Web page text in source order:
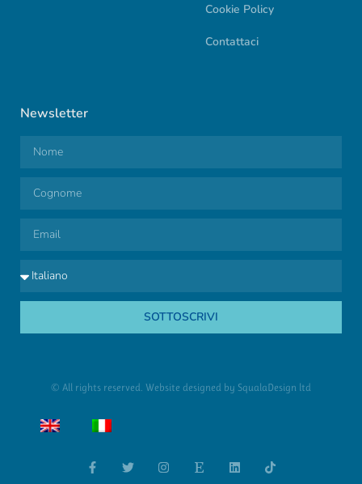
Cookie Policy
Contattaci
Newsletter
SOTTOSCRIVI
© All rights reserved. Website designed by SqualaDesign ltd